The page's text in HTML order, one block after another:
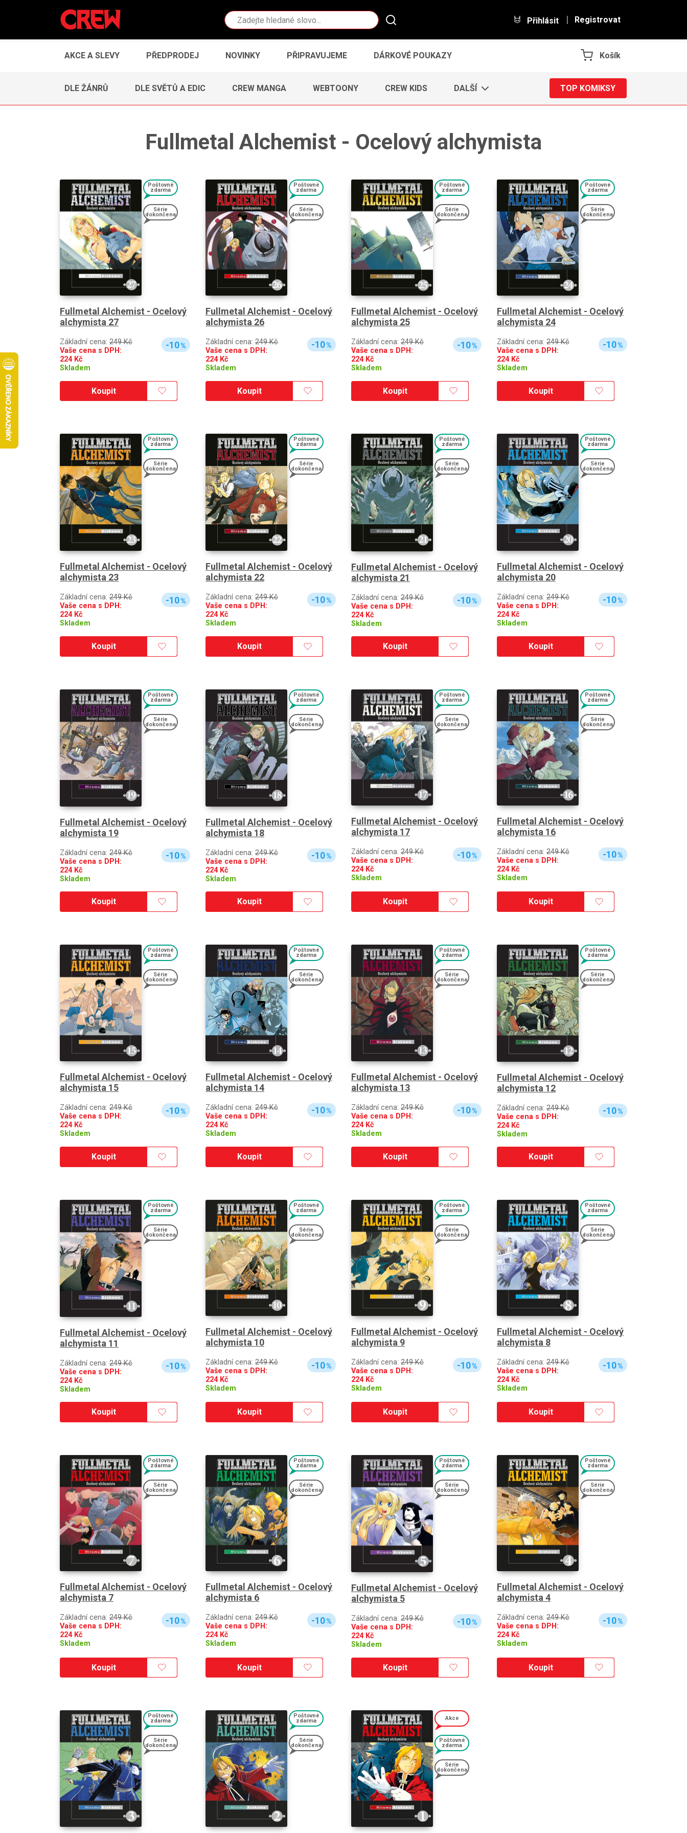
Vyhledávání Přihlásit Registrovat
AKCE A SLEVY PŘEDPRODEJ NOVINKY PŘIPRAVUJEME DÁRKOVÉ POUKAZY Košík
DLE ŽÁNRŮ DLE SVĚTŮ A EDIC CREW MANGA WEBTOONY CREW KIDS DALŠÍ TOP KOMIKSY
Fullmetal Alchemist - Ocelový alchymista
Poštovné
zdarma
Série
dokončena
Fullmetal Alchemist - Ocelový
alchymista 27
Základní cena: 249 Kč
Vaše cena s DPH:
224Kč
Skladem
-10%
Koupit
Poštovné
zdarma
Série
dokončena
Fullmetal Alchemist - Ocelový
alchymista 26
Základní cena: 249 Kč
Vaše cena s DPH:
224Kč
Skladem
-10%
Koupit
Poštovné
zdarma
Série
dokončena
Fullmetal Alchemist - Ocelový
alchymista 25
Základní cena: 249 Kč
Vaše cena s DPH:
224Kč
Skladem
-10%
Koupit
Poštovné
zdarma
Série
dokončena
Fullmetal Alchemist - Ocelový
alchymista 24
Základní cena: 249 Kč
Vaše cena s DPH:
224Kč
Skladem
-10%
Koupit
Poštovné
zdarma
Série
dokončena
Fullmetal Alchemist - Ocelový
alchymista 23
Základní cena: 249 Kč
Vaše cena s DPH:
224Kč
Skladem
-10%
Koupit
Poštovné
zdarma
Série
dokončena
Fullmetal Alchemist - Ocelový
alchymista 22
Základní cena: 249 Kč
Vaše cena s DPH:
224Kč
Skladem
-10%
Koupit
Poštovné
zdarma
Série
dokončena
Fullmetal Alchemist - Ocelový
alchymista 21
Základní cena: 249 Kč
Vaše cena s DPH:
224Kč
Skladem
-10%
Koupit
Poštovné
zdarma
Série
dokončena
Fullmetal Alchemist - Ocelový
alchymista 20
Základní cena: 249 Kč
Vaše cena s DPH:
224Kč
Skladem
-10%
Koupit
Poštovné
zdarma
Série
dokončena
Fullmetal Alchemist - Ocelový
alchymista 19
Základní cena: 249 Kč
Vaše cena s DPH:
224Kč
Skladem
-10%
Koupit
Poštovné
zdarma
Série
dokončena
Fullmetal Alchemist - Ocelový
alchymista 18
Základní cena: 249 Kč
Vaše cena s DPH:
224Kč
Skladem
-10%
Koupit
Poštovné
zdarma
Série
dokončena
Fullmetal Alchemist - Ocelový
alchymista 17
Základní cena: 249 Kč
Vaše cena s DPH:
224Kč
Skladem
-10%
Koupit
Poštovné
zdarma
Série
dokončena
Fullmetal Alchemist - Ocelový
alchymista 16
Základní cena: 249 Kč
Vaše cena s DPH:
224Kč
Skladem
-10%
Koupit
Poštovné
zdarma
Série
dokončena
Fullmetal Alchemist - Ocelový
alchymista 15
Základní cena: 249 Kč
Vaše cena s DPH:
224Kč
Skladem
-10%
Koupit
Poštovné
zdarma
Série
dokončena
Fullmetal Alchemist - Ocelový
alchymista 14
Základní cena: 249 Kč
Vaše cena s DPH:
224Kč
Skladem
-10%
Koupit
Poštovné
zdarma
Série
dokončena
Fullmetal Alchemist - Ocelový
alchymista 13
Základní cena: 249 Kč
Vaše cena s DPH:
224Kč
Skladem
-10%
Koupit
Poštovné
zdarma
Série
dokončena
Fullmetal Alchemist - Ocelový
alchymista 12
Základní cena: 249 Kč
Vaše cena s DPH:
224Kč
Skladem
-10%
Koupit
Poštovné
zdarma
Série
dokončena
Fullmetal Alchemist - Ocelový
alchymista 11
Základní cena: 249 Kč
Vaše cena s DPH:
224Kč
Skladem
-10%
Koupit
Poštovné
zdarma
Série
dokončena
Fullmetal Alchemist - Ocelový
alchymista 10
Základní cena: 249 Kč
Vaše cena s DPH:
224Kč
Skladem
-10%
Koupit
Poštovné
zdarma
Série
dokončena
Fullmetal Alchemist - Ocelový
alchymista 9
Základní cena: 249 Kč
Vaše cena s DPH:
224Kč
Skladem
-10%
Koupit
Poštovné
zdarma
Série
dokončena
Fullmetal Alchemist - Ocelový
alchymista 8
Základní cena: 249 Kč
Vaše cena s DPH:
224Kč
Skladem
-10%
Koupit
Poštovné
zdarma
Série
dokončena
Fullmetal Alchemist - Ocelový
alchymista 7
Základní cena: 249 Kč
Vaše cena s DPH:
224Kč
Skladem
-10%
Koupit
Poštovné
zdarma
Série
dokončena
Fullmetal Alchemist - Ocelový
alchymista 6
Základní cena: 249 Kč
Vaše cena s DPH:
224Kč
Skladem
-10%
Koupit
Poštovné
zdarma
Série
dokončena
Fullmetal Alchemist - Ocelový
alchymista 5
Základní cena: 249 Kč
Vaše cena s DPH:
224Kč
Skladem
-10%
Koupit
Poštovné
zdarma
Série
dokončena
Fullmetal Alchemist - Ocelový
alchymista 4
Základní cena: 249 Kč
Vaše cena s DPH:
224Kč
Skladem
-10%
Koupit
Poštovné
zdarma
Série
dokončena
Poštovné
zdarma
Série
dokončena
Akce
Poštovné
zdarma
Série
dokončena